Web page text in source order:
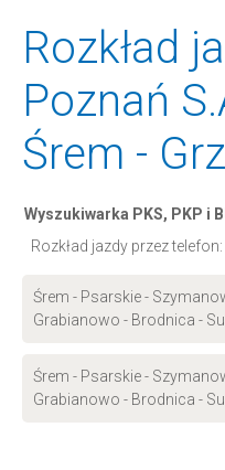
Rozkład
Poznań
Śrem -
Wyszukiwarka PKS, PKP i
Rozkład jazdy przez telefon:
Śrem - Psarskie -
Grabianowo - Brodnica -
Śrem - Psarskie -
Grabianowo - Brodnica -